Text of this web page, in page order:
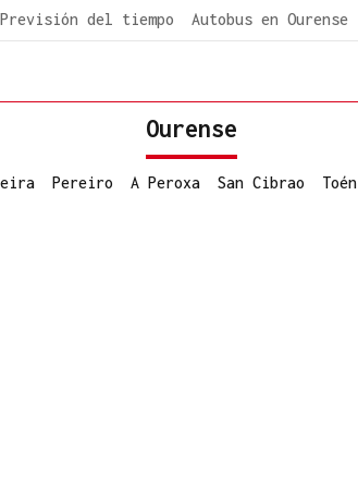
Previsión del tiempo Autobus en Ourense
Ourense
Pereiro A Peroxa San Cibrao Toén